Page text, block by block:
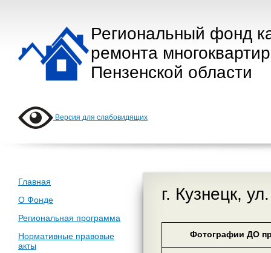
Региональный фонд
ремонта
Пензенской области
Версия для слабовидящих
Главная
О Фонде
Региональная программа
Нормативные правовые
акты
г. Кузнецк,
Фотографии ДО